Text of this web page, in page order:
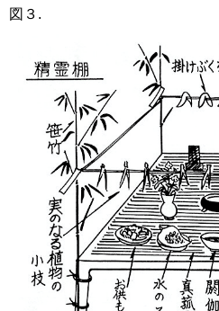
図３.